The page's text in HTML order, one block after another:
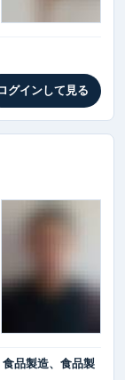
グインして見る
品製造、食品製